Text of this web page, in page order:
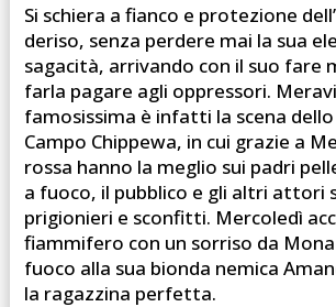
Si schiera a fianco e protezione
deriso, senza perdere mai la sua
sagacità, arrivando con il suo fare
farla pagare agli oppressori.
famosissima è infatti la scena
Campo Chippewa, in cui grazie a
rossa hanno la meglio sui padri
a fuoco, il pubblico e gli altri attori
prigionieri e sconfitti. Mercoledì
fiammifero con un sorriso da
fuoco alla sua bionda nemica
la ragazzina perfetta.